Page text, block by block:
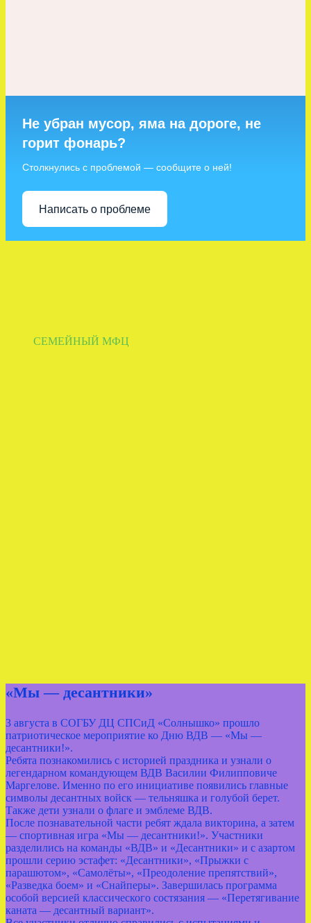
Не убран мусор, яма на дороге, не
горит фонарь?
Столкнулись с проблемой — сообщите о ней!
Написать о проблеме
СЕМЕЙНЫЙ МФЦ
«Мы — десантники»
3 августа в СОГБУ ДЦ СПСиД «Солнышко» прошло
патриотическое мероприятие ко Дню ВДВ — «Мы —
десантники!».
Ребята познакомились с историей праздника и узнали о
легендарном командующем ВДВ Василии Филипповиче
Маргелове. Именно по его инициативе появились главные
символы десантных войск — тельняшка и голубой берет.
Также дети узнали о флаге и эмблеме ВДВ.
После познавательной части ребят ждала викторина, а затем
— спортивная игра «Мы — десантники!». Участники
разделились на команды «ВДВ» и «Десантники» и с азартом
прошли серию эстафет: «Десантники», «Прыжки с
парашютом», «Самолёты», «Преодоление препятствий»,
«Разведка боем» и «Снайперы». Завершилась программа
особой версией классического состязания — «Перетягивание
каната — десантный вариант».